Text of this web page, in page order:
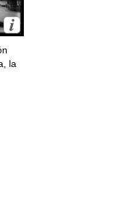
la